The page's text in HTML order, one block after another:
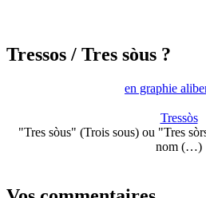
Tressos / Tres sòus ?
en graphie
Tressòs
"Tres sòus" (Trois sous) ou "Tres
nom (…)